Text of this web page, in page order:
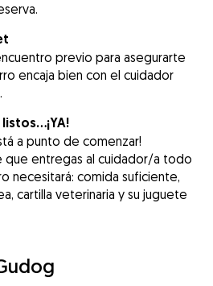
previo para asegurarte
encaja bien con el cuidador
a punto de comenzar!
que entregas al cuidador/a todo
necesitará: comida suficiente,
cartilla veterinaria y su juguete